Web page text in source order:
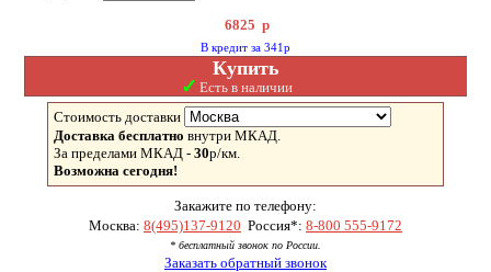
6825 р
В кредит за 341р
Купить
✓ Есть в наличии
Стоимость доставки
Доставка бесплатно внутри МКАД.
За пределами МКАД - 30р/км.
Возможна сегодня!
Закажите по телефону:
Москва: 8(495)137-9120 Россия*: 8-800 555-9172
* бесплатный звонок по России.
Заказать обратный звонок